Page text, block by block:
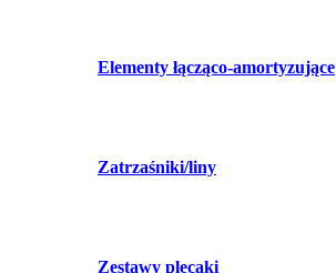
Elementy łącząco-amortyzujące
Zatrzaśniki/liny
Zestawy plecaki